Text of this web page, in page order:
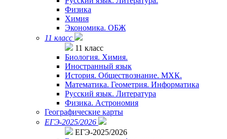
Физика
Химия
Экономика. ОБЖ
11 класс
11 класс
Биология. Химия.
Иностранный язык
История. Обществознание. МХК.
Математика. Геометрия. Информатика
Русский язык. Литература
Физика. Астрономия
Географические карты
ЕГЭ-2025/2026
ЕГЭ-2025/2026